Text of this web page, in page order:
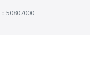
50807000